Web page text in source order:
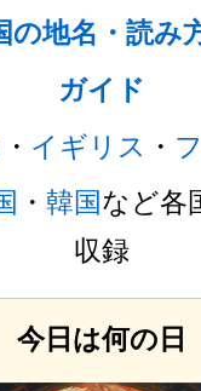
の地名・読み
ガイド
・ イギリス ・
・ 韓国など各
収録
今日は何の日